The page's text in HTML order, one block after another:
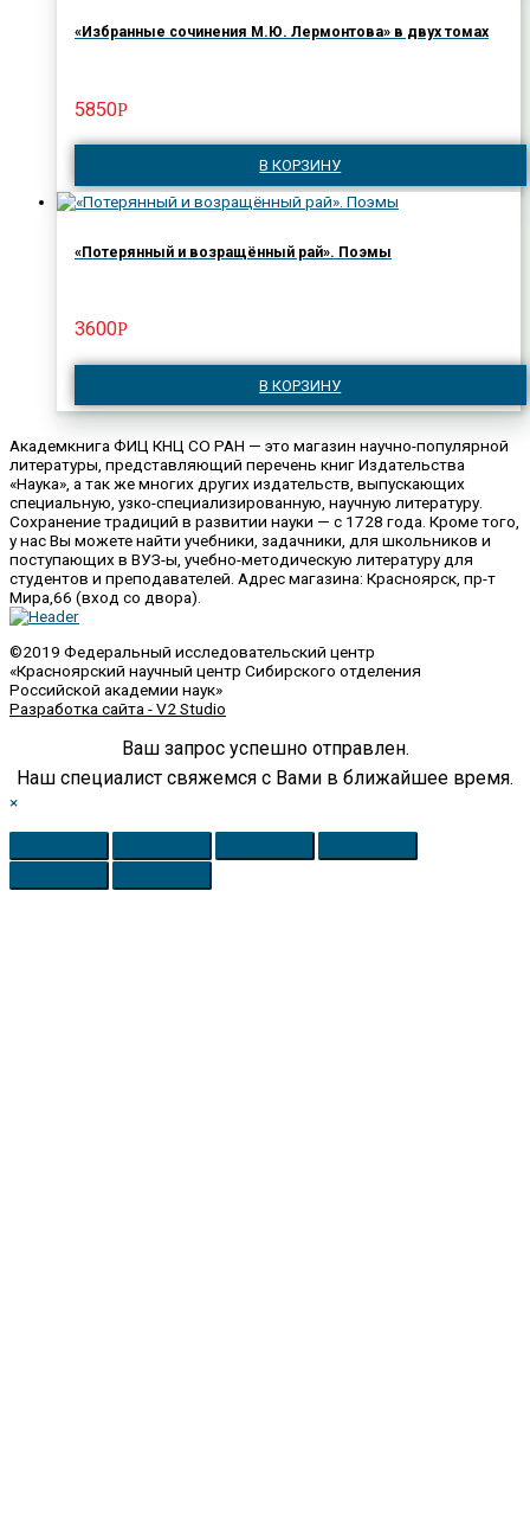
«Избранные сочинения М.Ю. Лермонтова» в двух томах
5850Р
В КОРЗИНУ
«Потерянный и возращённый рай». Поэмы
3600Р
В КОРЗИНУ
Академкнига ФИЦ КНЦ СО РАН — это магазин научно-популярной
литературы, представляющий перечень книг Издательства
«Наука», а так же многих других издательств, выпускающих
специальную, узко-специализированную, научную литературу.
Сохранение традиций в развитии науки — с 1728 года. Кроме того,
у нас Вы можете найти учебники, задачники, для школьников и
поступающих в ВУЗ-ы, учебно-методическую литературу для
студентов и преподавателей. Адрес магазина: Красноярск, пр-т
Мира,66 (вход со двора).
©2019 Федеральный исследовательский центр
«Красноярский научный центр Сибирского отделения
Российской академии наук»
Разработка сайта - V2 Studio
Ваш запрос успешно отправлен.
Наш специалист свяжемся с Вами в ближайшее время.
×